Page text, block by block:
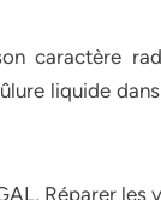
caractère
liquide
Réparer